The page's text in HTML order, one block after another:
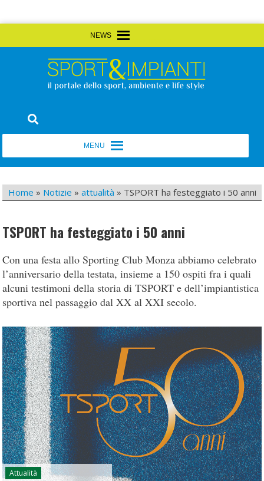
to
Sport&Impianti
Home » Notizie »attualità » TSPORT ha festeggiato i 50 anni
TSPORT ha festeggiato i 50 anni
Con una festa allo Sporting Club Monza abbiamo celebrato
l’anniversario della testata, insieme a 150 ospiti fra i quali
alcuni testimoni della storia di TSPORT e dell’impiantistica
sportiva nel passaggio dal XX al XXI secolo.
Attualità